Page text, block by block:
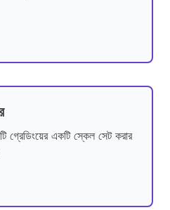
গ্রেডিংয়ের একটি স্কেল সেট করার